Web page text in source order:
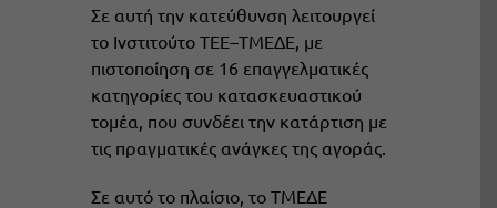
Σε αυτή την κατεύθυνση λειτουργεί
το Ινστιτούτο ΤΕΕ–ΤΜΕΔΕ, με
πιστοποίηση σε 16 επαγγελματικές
κατηγορίες του κατασκευαστικού
τομέα, που συνδέει την κατάρτιση με
τις πραγματικές ανάγκες της αγοράς.
Σε αυτό το πλαίσιο, το ΤΜΕΔΕ